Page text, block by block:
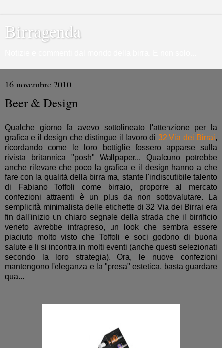
Birragenda
16 novembre 2010
Beer & Design
Qualche giorno fa avevo sottolineato l'attenzione per la
grafica e il design che distingue il lavoro di 32 Via dei Birrai,
ricordando come le loro bottiglie fossero apparse sulla
rivista britannica "posh" Wallpaper... Qualcuno potrebbe
anche rilevare che poco la grafica e il design hanno a che
fare con la qualità della birra ma, stante l'indiscutibile talento
di Fabiano Toffoli come birraio, proporre al mercato
confezioni attraenti è un plus da non sottovalutare. La
semplicità minimalista delle etichette di 32 Via dei Birrai era
fin dall'inizio un chiaro segnale della strada che il birrificio
veneto avrebbe intrapreso, un look che sembra essere
piaciuto molto visto che Toffoli e soci godono di buona
salute e li si incontra in molti eventi (anche questi selezionati
secondo la loro strategia). Ora, le nuove confezioni
mantengono l'eleganza e la "presa" estetica, basta guardare
qua...